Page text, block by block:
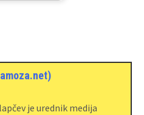
je urednik medija